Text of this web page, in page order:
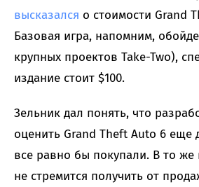
высказался о стоимости Grand
Базовая игра, напомним,
крупных проектов Take-Two),
издание стоит $100.
Зельник дал понять, что
оценить Grand Theft Auto 6 еще
все равно бы покупали. В то же
не стремится получить от